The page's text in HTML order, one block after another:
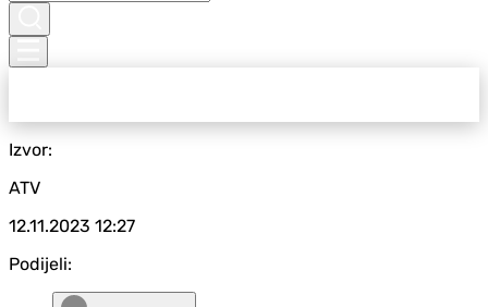
Izvor:
ATV
12.11.2023 12:27
Podijeli: